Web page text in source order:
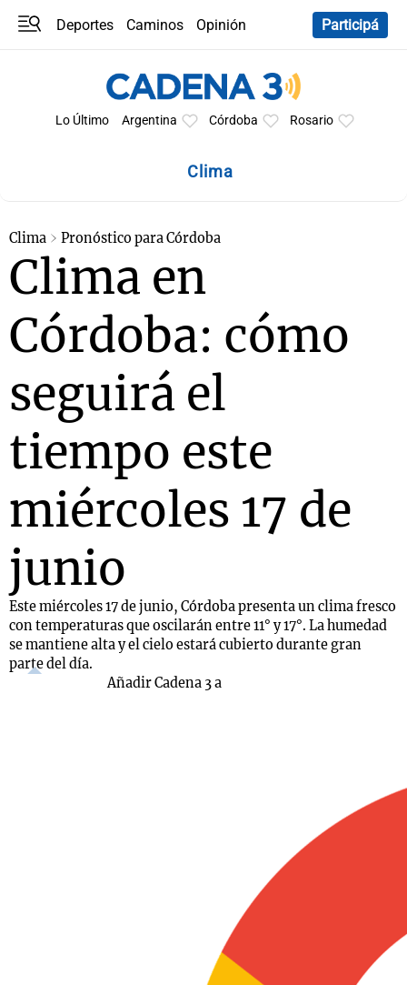
Deportes Caminos
Opinión
Participá
Lo Último Argentina Córdoba Rosario
Clima
Clima Pronóstico para Córdoba
Clima en
Córdoba: cómo
seguirá el
tiempo este
miércoles 17 de
junio
Este miércoles 17 de junio, Córdoba presenta un clima fresco
con temperaturas que oscilarán entre 11° y 17°. La humedad
se mantiene alta y el cielo estará cubierto durante gran
parte del día.
Añadir Cadena 3 a